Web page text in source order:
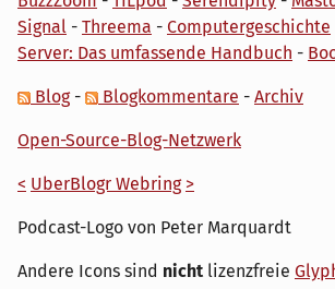
Signal - Threema - Computergeschichte
Server: Das umfassende Handbuch -
Blog- Blogkommentare - Archiv
Open-Source-Blog-Netzwerk
< UberBlogr Webring >
Podcast-Logo von Peter Marquardt
Andere Icons sind nicht lizenzfreie